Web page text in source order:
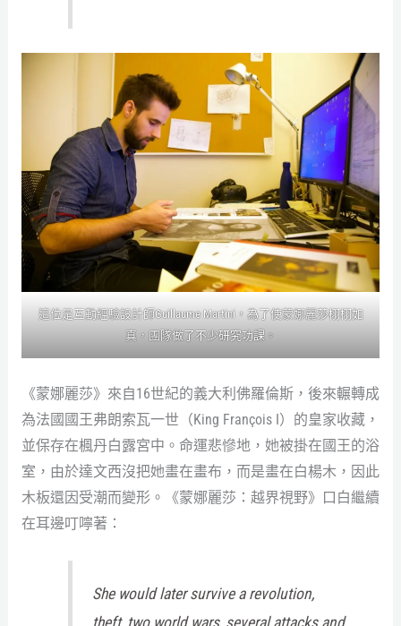
這位是互動經驗設計師Guillaume Martini，為了使蒙娜麗莎栩栩如
真，團隊做了不少研究功課。
《蒙娜麗莎》來自16世紀的義大利佛羅倫斯，後來輾轉成
為法國國王弗朗索瓦一世（King François I）的皇家收藏，
並保存在楓丹白露宮中。命運悲慘地，她被掛在國王的浴
室，由於達文西沒把她畫在畫布，而是畫在白楊木，因此
木板還因受潮而變形。《蒙娜麗莎：越界視野》口白繼續
在耳邊叮嚀著：
She would later survive a revolution,
theft, two world wars, several attacks and